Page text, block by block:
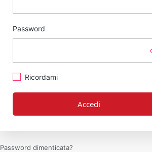
Password
Ricordami
Password dimenticata?